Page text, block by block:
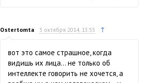
Ostertomta 3 октября 2014, 13:55 ↑
вот это самое страшное, когда
видишь их лица… не только об
интеллекте говорить не хочется, а